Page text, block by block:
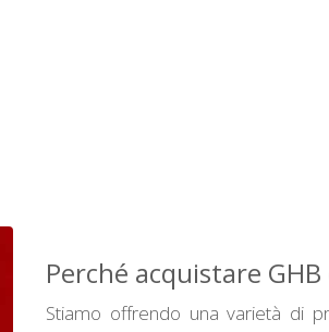
Perché acquistare
Stiamo offrendo una varietà di